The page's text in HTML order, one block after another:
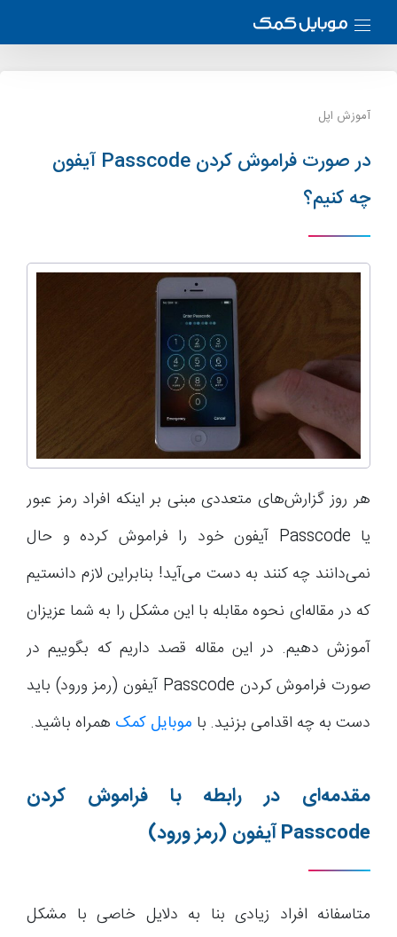
آموزش اپل
در صورت فراموش کردن Passcode آیفون
چه کنیم؟
هر روز گزارش‌های متعددی مبنی بر اینکه افراد رمز عبور
یا Passcode آیفون خود را فراموش کرده و حال
نمی‌دانند چه کنند به دست می‌آید! بنابراین لازم دانستیم
که در مقاله‌ای نحوه مقابله با این مشکل را به شما عزیزان
آموزش دهیم. در این مقاله قصد داریم که بگوییم در
صورت فراموش کردن Passcode آیفون (رمز ورود) باید
دست به چه اقدامی بزنید. با موبایل کمک همراه باشید.
مقدمه‌ای در رابطه با فراموش کردن
Passcodeآیفون (رمز ورود)
متاسفانه افراد زیادی بنا به دلایل خاصی با مشکل